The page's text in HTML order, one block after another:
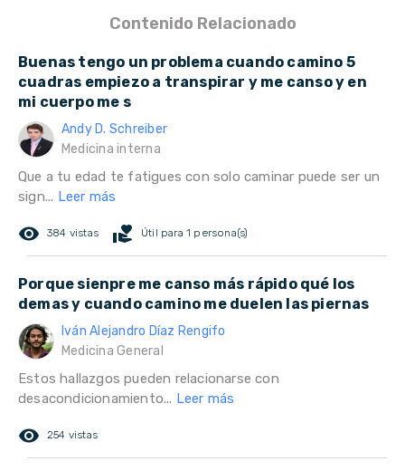
Contenido Relacionado
Buenas tengo un problema cuando camino 5
cuadras empiezo a transpirar y me canso y en
mi cuerpo me s
Andy D. Schreiber
Medicina interna
Que a tu edad te fatigues con solo caminar puede ser un
sign... Leer más
remove_red_eye 384 vistas volunteer_activism Útil para 1 persona(s)
Porque sienpre me canso más rápido qué los
demas y cuando camino me duelen las piernas
Iván Alejandro Díaz Rengifo
Medicina General
Estos hallazgos pueden relacionarse con
desacondicionamiento... Leer más
remove_red_eye 254 vistas